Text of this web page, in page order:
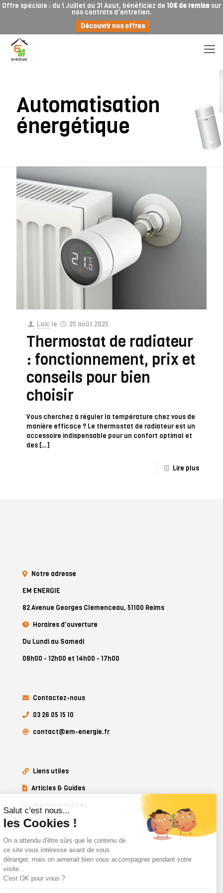
Offre spéciale : du 1 Juillet au 31 Aout, bénéficiez de 10€ de remise sur
nos contrats d'entretien.
Découvrir nos offres
Automatisation
énergétique
Loic le 25 août 2025
Thermostat de radiateur
: fonctionnement, prix et
conseils pour bien
choisir
Vous cherchez à réguler la température chez vous de
manière efficace ? Le thermostat de radiateur est un
accessoire indispensable pour un confort optimal et
des […]
Lire plus
Notre adresse
EM ENERGIE
82 Avenue Georges Clemenceau, 51100 Reims
Horaires d'ouverture
Du Lundi au Samedi
08h00 - 12h00 et 14h00 - 17h00
Contactez-nous
03 26 05 15 10
contact@em-energie.fr
Liens utiles
Articles & Guides